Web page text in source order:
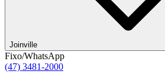
Joinville
Fixo/WhatsApp
(47) 3481-2000